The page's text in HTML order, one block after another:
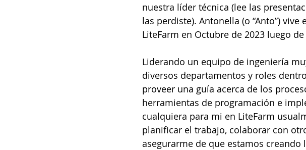
nuestra líder técnica (lee las
las perdiste). Antonella (o “Anto”)
LiteFarm en Octubre de 2023 luego
Liderando un equipo de ingeniería
diversos departamentos y roles
proveer una guía acerca de los
herramientas de programación e
cualquiera para mi en LiteFarm
planificar el trabajo, colaborar con
asegurarme de que estamos